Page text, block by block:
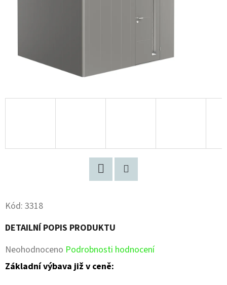
Kód: 3318
DETAILNÍ POPIS PRODUKTU
Průměrné
hodnocení
Neohodnoceno Podrobnosti hodnocení
Základní výbava již v ceně: